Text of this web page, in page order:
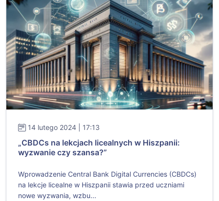
14 lutego 2024 | 17:13
„CBDCs na lekcjach licealnych w Hiszpanii:
wyzwanie czy szansa?”
Wprowadzenie Central Bank Digital Currencies (CBDCs)
na lekcje licealne w Hiszpanii stawia przed uczniami
nowe wyzwania, wzbu...